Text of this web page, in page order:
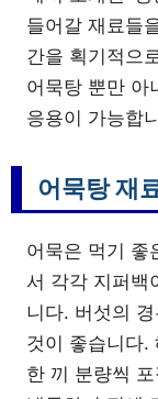
들어갈 재료들
간을 획기적으
어묵탕 뿐만 아
응용이 가능합
어묵탕 재
어묵은 먹기 좋
서 각각 지퍼백
니다. 버섯의
것이 좋습니다.
한 끼 분량씩